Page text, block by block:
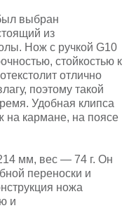
выбран
из
Нож с ручкой G10
стойкостью к
отлично
поэтому такой
Удобная клипса
на кармане, на поясе
мм, вес — 74 г. Он
переноски и
ножа
и